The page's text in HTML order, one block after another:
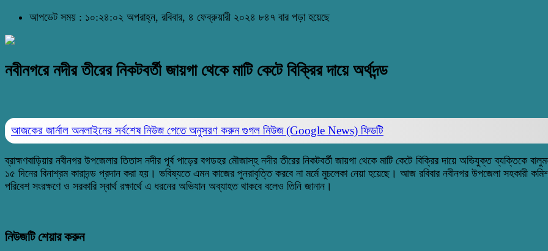
আপডেট সময় : ১০:২৪:০২ অপরাহ্ন, রবিবার, ৪ ফেব্রুয়ারী ২০২৪ ৮৪৭ বার পড়া হয়েছে
নবীনগরে নদীর তীরের নিকটবর্তী জায়গা থেকে মাটি কেটে বিক্রির দায়ে অর্থদন্ড
আজকের জার্নাল অনলাইনের সর্বশেষ নিউজ পেতে অনুসরণ করুনগুগল নিউজ (Google News) ফিডটি
ব্রাহ্মণবাড়িয়ার নবীনগর উপজেলার তিতাস নদীর পূর্ব পাড়ের বগডহর মৌজাস্‌হ নদীর তীরের নিকটবর্তী জায়গা থেকে মাটি কেটে বিক্রির দায়ে অভিযুক্ত ব্যক্তিকে
১৫ দিনের বিনাশ্রম কারাদন্ড প্রদান করা হয়। ভবিষ্যতে এমন কাজের পুনরাবৃত্তি করবে না মর্মে মুচলেকা নেয়া হয়েছে। আজ রবিবার নবীনগর উপজেলা সহকারী
পরিবেশ সংরক্ষণে ও সরকারি স্বার্থ রক্ষার্থে এ ধরনের অভিযান অব্যাহত থাকবে বলেও তিনি জানান।
নিউজটি শেয়ার করুন